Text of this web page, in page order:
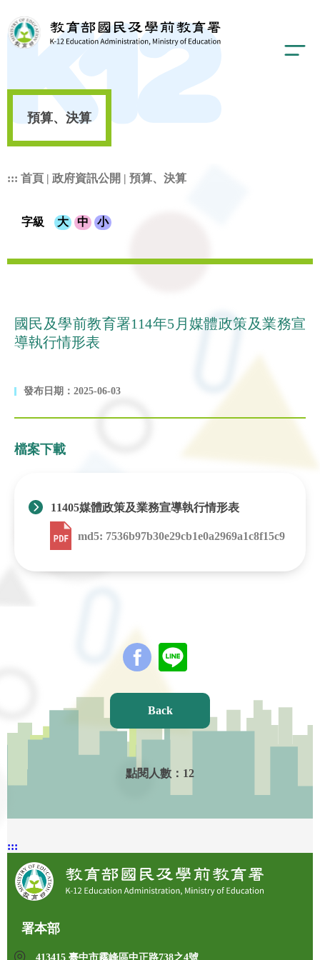
預算、決算
::: 首頁 | 政府資訊公開 | 預算、決算
字級 大 中 小
國民及學前教育署114年5月媒體政策及業務宣
導執行情形表
發布日期：2025-06-03
檔案下載
11405媒體政策及業務宣導執行情形表
md5: 7536b97b30e29cb1e0a2969a1c8f15c9
Back
點閱人數： 12
:::
署本部
413415 臺中市霧峰區中正路738之4號